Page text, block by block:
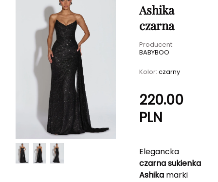
Ashika
czarna
Producent:
BABYBOO
Kolor:czarny
220.00
PLN
Elegancka
czarna sukienka
Ashika marki